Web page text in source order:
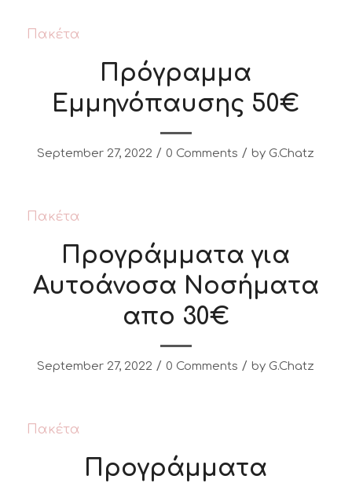
Πακέτα
Πρόγραμμα
Εμμηνόπαυσης 50€
September 27, 2022 / 0 Comments / by G.Chatz
Πακέτα
Προγράμματα για
Αυτοάνοσα Νοσήματα
απο 30€
September 27, 2022 / 0 Comments / by G.Chatz
Πακέτα
Προγράμματα